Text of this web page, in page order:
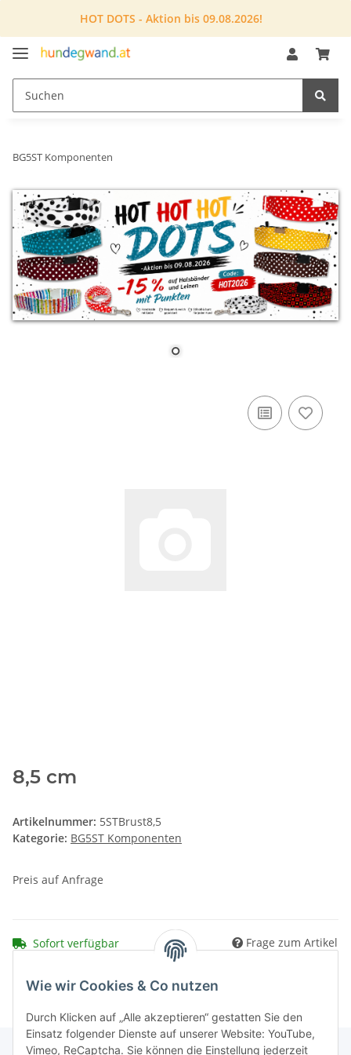
HOT DOTS - Aktion bis 09.08.2026!
BG5ST Komponenten
8,5 cm
Artikelnummer: 5STBrust8,5
Kategorie: BG5ST Komponenten
Preis auf Anfrage
Sofort verfügbar Frage zum Artikel
Wie wir Cookies & Co nutzen
Durch Klicken auf „Alle akzeptieren“ gestatten Sie den
Einsatz folgender Dienste auf unserer Website: YouTube,
Vimeo, ReCaptcha. Sie können die Einstellung jederzeit